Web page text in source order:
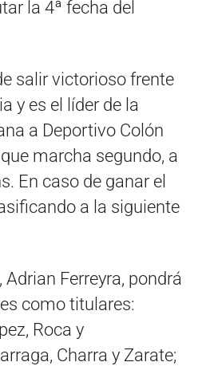
la 4ª fecha del
salir victorioso frente
y es el líder de la
a Deportivo Colón
marcha segundo, a
En caso de ganar el
a la siguiente
Ferreyra, pondrá
como titulares:
Roca y
Charra y Zarate;